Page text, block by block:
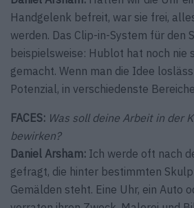
Handgelenk befreit, war sie frei,
werden. Das Clip-in-System für den
beispielsweise: Hublot hat noch nie
gemacht. Wenn man die Idee
Potenzial, in verschiedenste
FACES: Was soll deine Arbeit in der
bewirken?
Daniel Arsham: Ich werde oft nach
gefragt, die hinter bestimmten
Gemälden steht. Eine Uhr, ein Auto